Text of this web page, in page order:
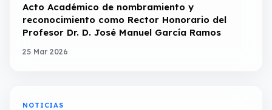
Acto Académico de nombramiento y
reconocimiento como Rector Honorario del
Profesor Dr. D. José Manuel García Ramos
25 Mar 2026
NOTICIAS